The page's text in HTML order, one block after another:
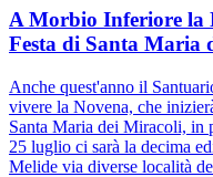
A Morbio Inferiore la
Festa di Santa Maria
Anche quest'anno il
vivere la Novena, che
Santa Maria dei Miracoli, in
25 luglio ci sarà la decima
Melide via diverse località